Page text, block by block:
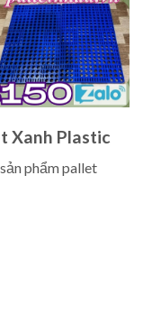
Xanh Plastic
phẩm pallet